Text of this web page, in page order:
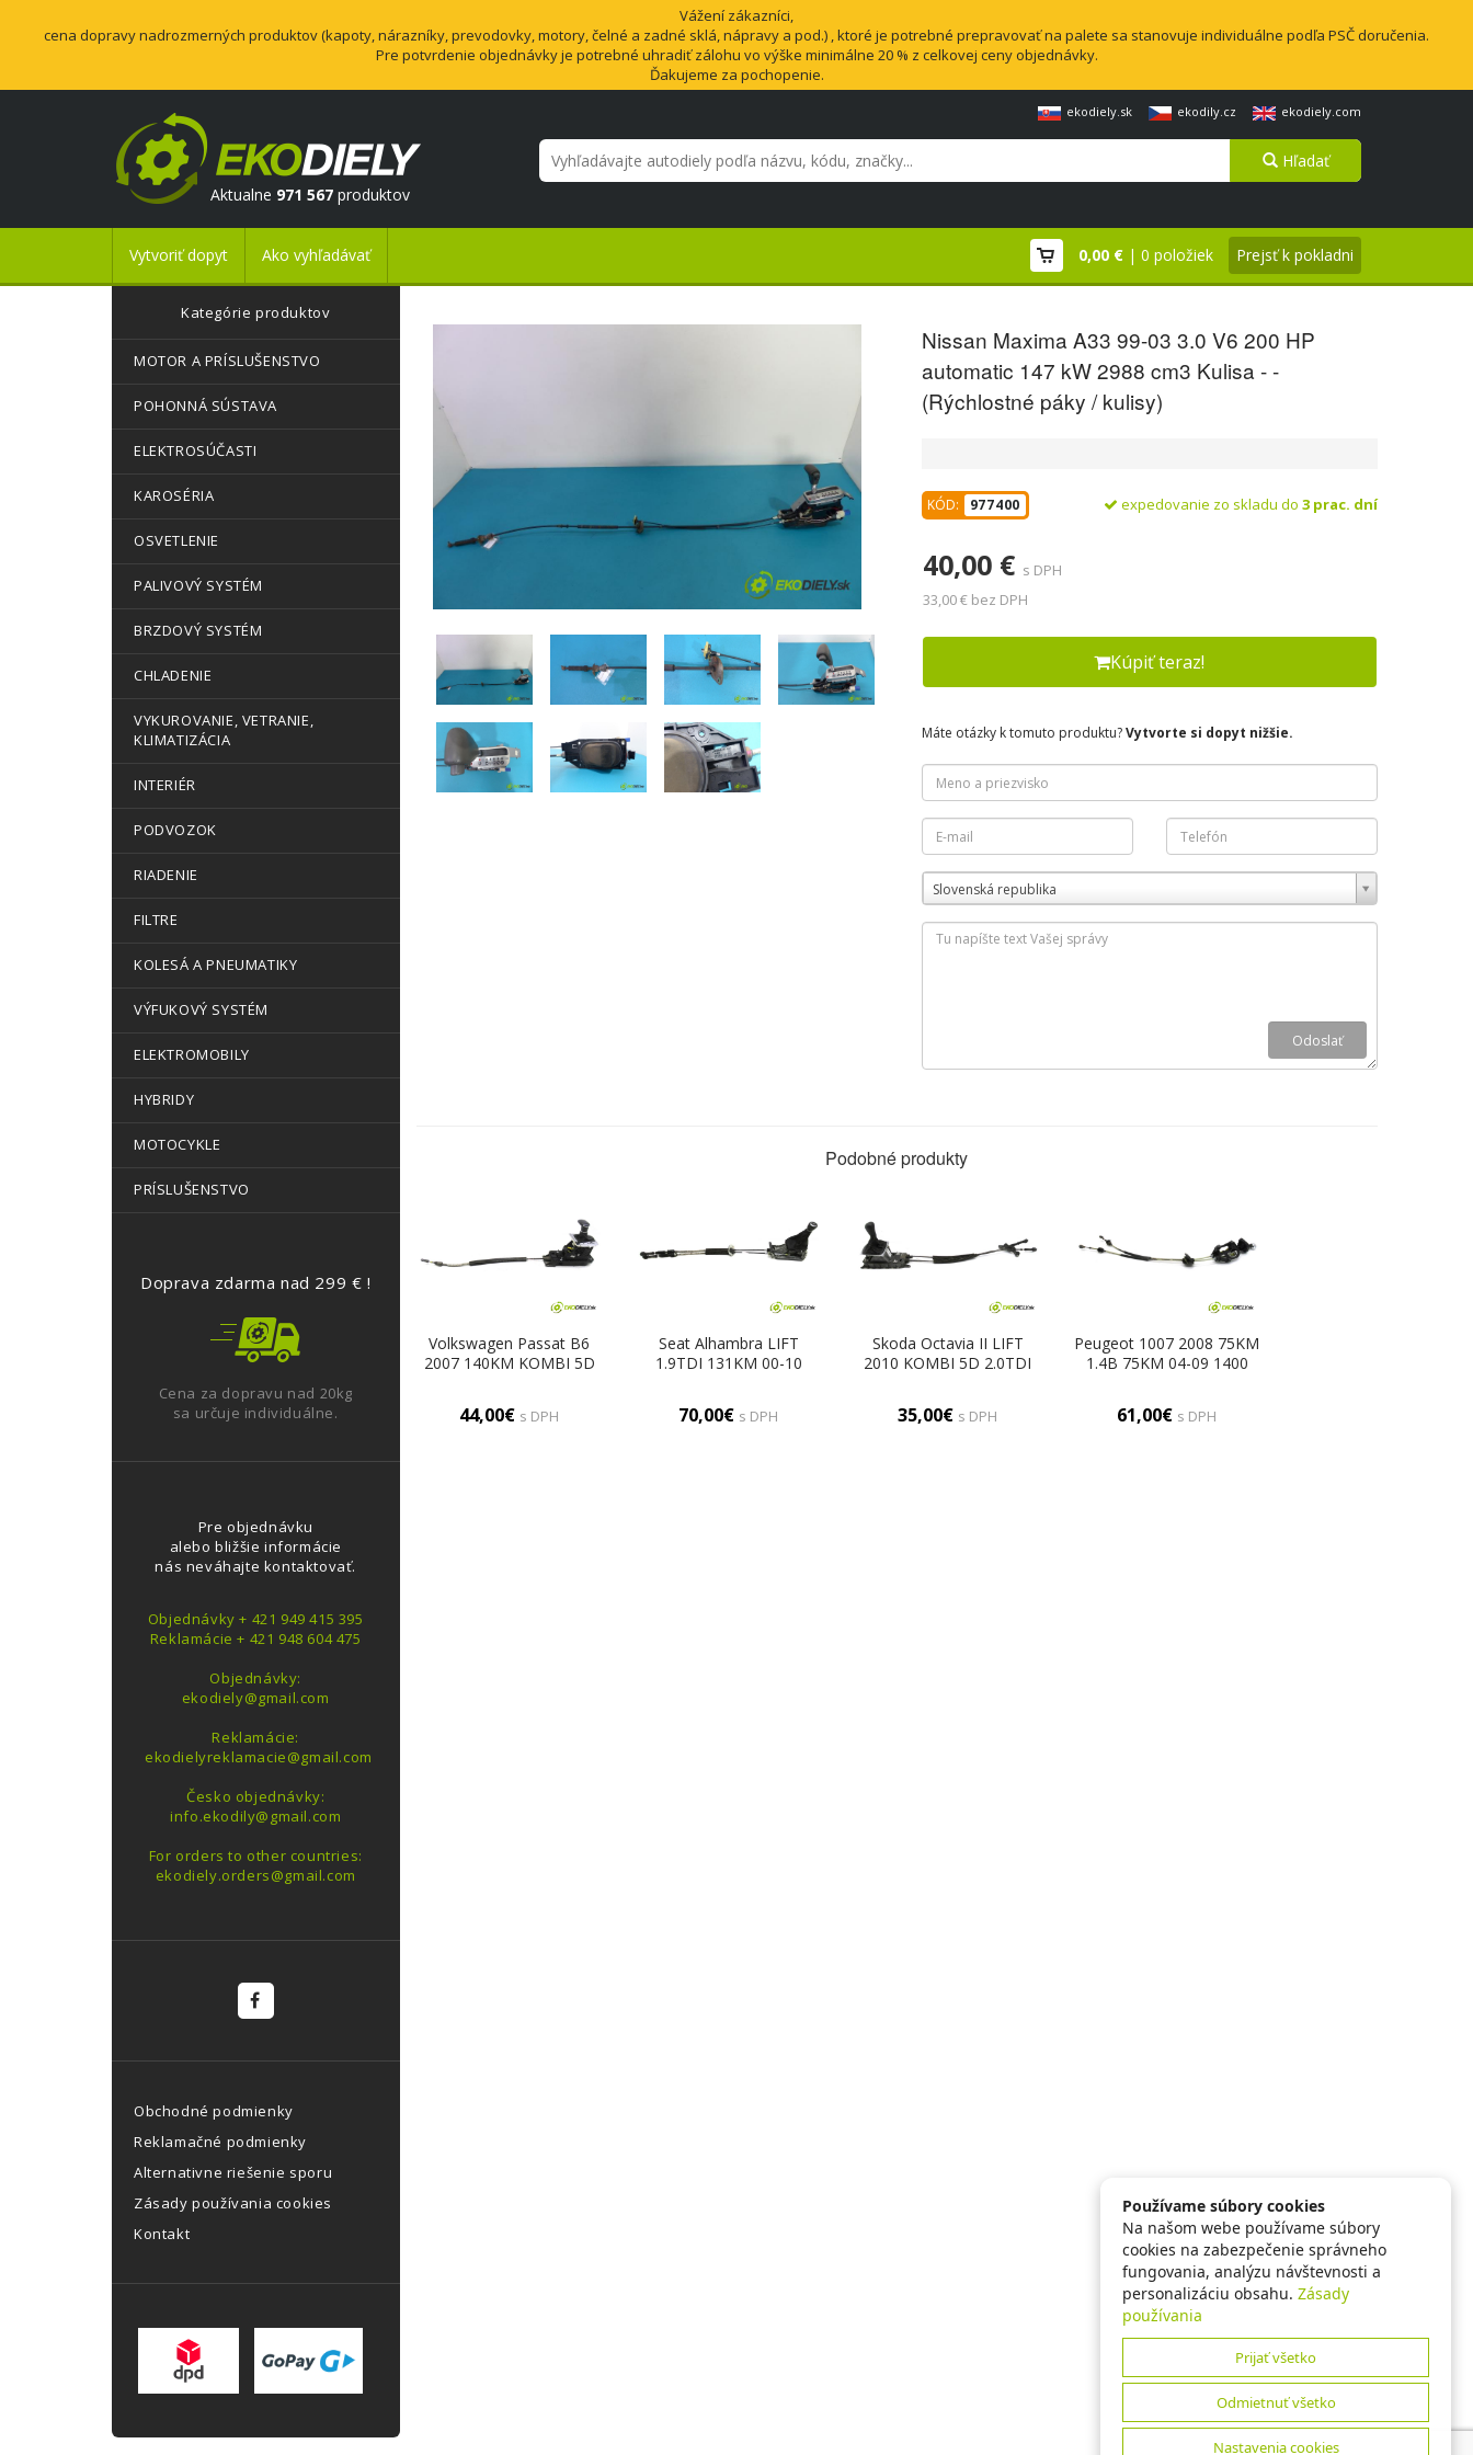
Vážení zákazníci,
cena dopravy nadrozmerných produktov (kapoty, nárazníky, prevodovky, motory, čelné a zadné sklá, nápravy a pod.) , ktoré je potrebné prepravovať na palete sa stanovuje individuálne podľa PSČ doručenia.
Pre potvrdenie objednávky je potrebné uhradiť zálohu vo výške minimálne 20 % z celkovej ceny objednávky.
Ďakujeme za pochopenie.
ekodiely.sk ekodily.cz ekodiely.com
Aktualne 971 567 produktov
Hľadať
Vytvoriť dopyt Ako vyhľadávať 0,00 € | 0 položiek Prejsť k pokladni
Kategórie produktov
MOTOR A PRÍSLUŠENSTVO
POHONNÁ SÚSTAVA
ELEKTROSÚČASTI
KAROSÉRIA
OSVETLENIE
PALIVOVÝ SYSTÉM
BRZDOVÝ SYSTÉM
CHLADENIE
VYKUROVANIE, VETRANIE,
KLIMATIZÁCIA
INTERIÉR
PODVOZOK
RIADENIE
FILTRE
KOLESÁ A PNEUMATIKY
VÝFUKOVÝ SYSTÉM
ELEKTROMOBILY
HYBRIDY
MOTOCYKLE
PRÍSLUŠENSTVO
Doprava zdarma nad 299 € !
Cena za dopravu nad 20kg
sa určuje individuálne.
Pre objednávku
alebo bližšie informácie
nás neváhajte kontaktovať.
Objednávky + 421 949 415 395
Reklamácie + 421 948 604 475
Objednávky:
ekodiely@gmail.com
Reklamácie:
ekodielyreklamacie@gmail.com
Česko objednávky:
info.ekodily@gmail.com
For orders to other countries:
ekodiely.orders@gmail.com
Obchodné podmienky
Reklamačné podmienky
Alternativne riešenie sporu
Zásady používania cookies
Kontakt
Nissan Maxima A33 99-03 3.0 V6 200 HP
automatic 147 kW 2988 cm3 Kulisa - -
(Rýchlostné páky / kulisy)
KÓD: 977400 expedovanie zo skladu do 3 prac. dní
40,00 € s DPH
33,00 € bez DPH
Kúpiť teraz!
Máte otázky k tomuto produktu?Vytvorte si dopyt nižšie.
Slovenská republika
Podobné produkty
Volkswagen Passat B6
2007 140KM KOMBI 5D
(Rýchlostné páky / kulisy)
44,00€ s DPH
Seat Alhambra LIFT
1.9TDI 131KM 00-10
70,00€ s DPH
Skoda Octavia II LIFT
2010 KOMBI 5D 2.0TDI
(Rýchlostné páky / kulisy)
35,00€ s DPH
Peugeot 1007 2008 75KM
1.4B 75KM 04-09 1400
61,00€ s DPH
Používame súbory cookies
Na našom webe používame súbory
cookies na zabezpečenie správneho
fungovania, analýzu návštevnosti a
personalizáciu obsahu. Zásady
používania
Prijať všetko
Odmietnuť všetko
Nastavenia cookies